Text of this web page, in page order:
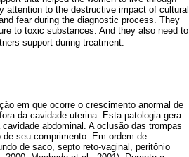
attention to the destructive impact of cultural
fear during the diagnostic process. They
to toxic substances. And they also need to
support during treatment.
em que ocorre o crescimento anormal de
da cavidade uterina. Esta pa­tologia gera
abdominal. A oclusão das trompas
seu comprimento. Em ordem de
de saco, septo reto­-vaginal, peritônio